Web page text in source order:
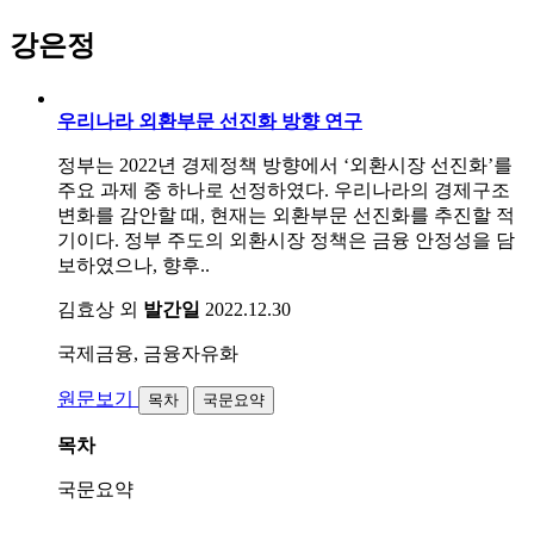
강은정
우리나라 외환부문 선진화 방향 연구
정부는 2022년 경제정책 방향에서 ‘외환시장 선진화’를
주요 과제 중 하나로 선정하였다. 우리나라의 경제구조
변화를 감안할 때, 현재는 외환부문 선진화를 추진할 적
기이다. 정부 주도의 외환시장 정책은 금융 안정성을 담
보하였으나, 향후..
김효상 외 발간일 2022.12.30
국제금융, 금융자유화
원문보기 목차 국문요약
목차
국문요약